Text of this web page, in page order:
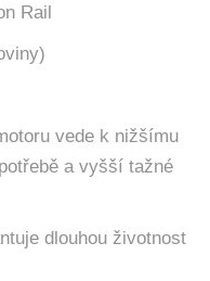
Rail
vede k nižšímu
a vyšší tažné
dlouhou životnost